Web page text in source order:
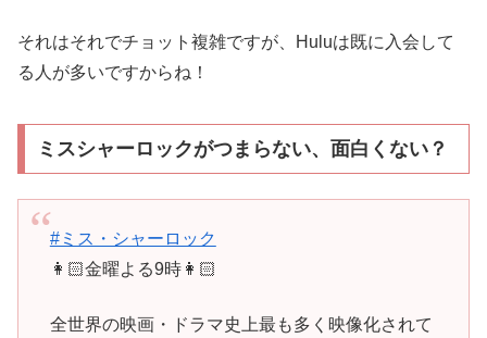
それはそれでチョット複雑ですが、Huluは既に入会して
る人が多いですからね！
ミスシャーロックがつまらない、面白くない？
#ミス・シャーロック
👩🏻金曜よる9時👩🏻
全世界の映画・ドラマ史上最も多く映像化されて